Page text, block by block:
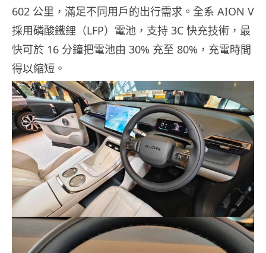
602 公里，滿足不同用戶的出行需求。全系 AION V
採用磷酸鐵鋰（LFP）電池，支持 3C 快充技術，最
快可於 16 分鐘把電池由 30% 充至 80%，充電時間
得以縮短。